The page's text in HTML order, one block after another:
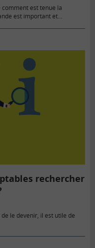
est tenue la
est important et…
rechercher
de le devenir, il est utile de